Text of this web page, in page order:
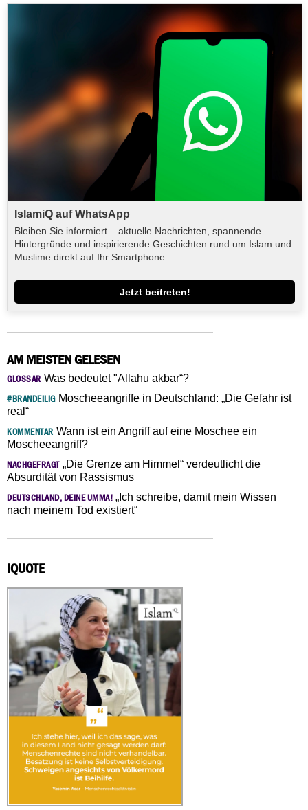
IslamiQ auf WhatsApp
Bleiben Sie informiert – aktuelle Nachrichten, spannende
Hintergründe und inspirierende Geschichten rund um Islam und
Muslime direkt auf Ihr Smartphone.
Jetzt beitreten!
AM MEISTEN GELESEN
GLOSSAR Was bedeutet "Allahu akbar“?
#BRANDEILIGMoscheeangriffe in Deutschland: „Die Gefahr ist
real“
KOMMENTAR Wann ist ein Angriff auf eine Moschee ein
Moscheeangriff?
NACHGEFRAGT„Die Grenze am Himmel“ verdeutlicht die
Absurdität von Rassismus
DEUTSCHLAND, DEINE UMMA! „Ich schreibe, damit mein Wissen
nach meinem Tod existiert“
IQUOTE